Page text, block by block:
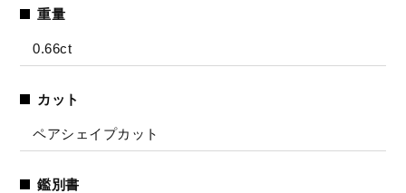
重量
0.66ct
カット
ペアシェイプカット
鑑別書